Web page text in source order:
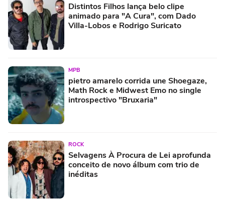
Distintos Filhos lança belo clipe
animado para "A Cura", com Dado
Villa-Lobos e Rodrigo Suricato
MPB
pietro amarelo corrida une Shoegaze,
Math Rock e Midwest Emo no single
introspectivo "Bruxaria"
ROCK
Selvagens À Procura de Lei aprofunda
conceito de novo álbum com trio de
inéditas